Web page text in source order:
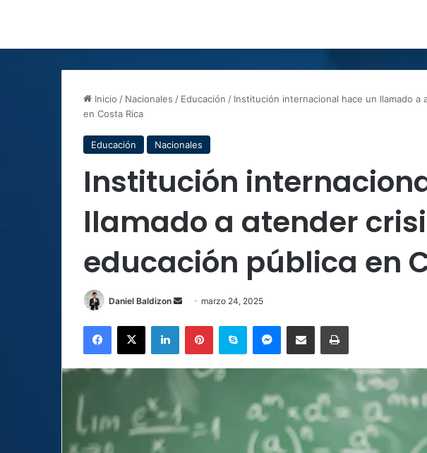
Inicio / Nacionales / Educación / Institución internacional hace un llamado
en Costa Rica
Educación Nacionales
Institución
llamado a atender
educación pública en
Daniel Baldizon
Send
email
marzo 24, 2025
Facebook
X LinkedInPinterestSkype MessengerCompartir por correo electrónicoImprimir